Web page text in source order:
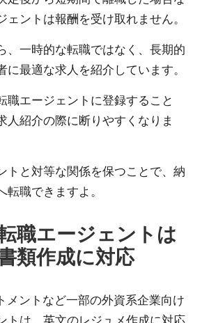
ェントは報酬を受け取れません。
、一時的な転職ではなく、 長期的
に最適な求人を紹介しています。
職エージェントに登録すること
人紹介の際に断りやすくなりま
トと対等な関係を保つことで、納
職できますよ。
職エージェントは
類作成に対応
メントなど一部の外資系企業向け
トは、英文のレジュメ作成に対応